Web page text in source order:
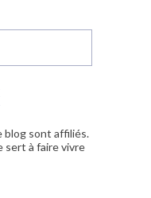
blog sont affiliés.
sert à faire vivre